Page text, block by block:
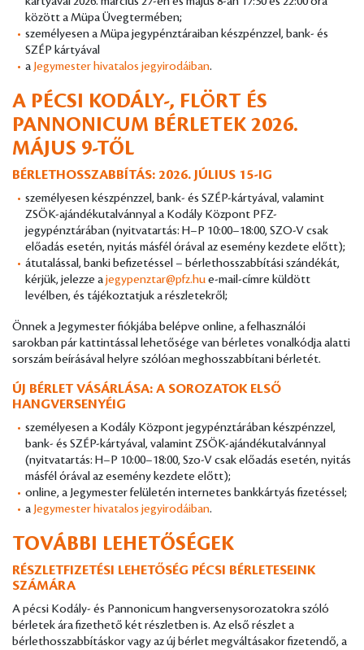
között a Müpa Üvegtermében;
személyesen a Müpa jegypénztáraiban készpénzzel, bank- és
SZÉP kártyával
a Jegymester hivatalos jegyirodáiban.
A PÉCSI KODÁLY-, FLÖRT ÉS
PANNONICUM BÉRLETEK 2026.
MÁJUS 9-TŐL
BÉRLETHOSSZABBÍTÁS: 2026. JÚLIUS 15-IG
személyesen készpénzzel, bank- és SZÉP-kártyával, valamint
ZSÖK-ajándékutalvánnyal a Kodály Központ PFZ-
jegypénztárában (nyitvatartás: H–P 10:00–18:00, SZO-V csak
előadás esetén, nyitás másfél órával az esemény kezdete előtt);
átutalással, banki befizetéssel – bérlethosszabbítási szándékát,
kérjük, jelezze ajegypenztar@pfz.hue-mail-címre küldött
levélben, és tájékoztatjuk a részletekről;
Önnek a Jegymester fiókjába belépve online, a felhasználói
sarokban pár kattintással lehetősége van bérletes vonalkódja alatti
sorszám beírásával helyre szólóan meghosszabbítani bérletét.
ÚJ BÉRLET VÁSÁRLÁSA: A SOROZATOK ELSŐ
HANGVERSENYÉIG
személyesen a Kodály Központ jegypénztárában készpénzzel,
bank- és SZÉP-kártyával, valamint ZSÖK-ajándékutalvánnyal
(nyitvatartás: H–P 10:00–18:00, Szo-V csak előadás esetén, nyitás
másfél órával az esemény kezdete előtt);
online, a Jegymester felületén internetes bankkártyás fizetéssel;
a Jegymester hivatalos jegyirodáiban.
TOVÁBBI LEHETŐSÉGEK
RÉSZLETFIZETÉSI LEHETŐSÉG PÉCSI BÉRLETESEINK
SZÁMÁRA
A pécsi Kodály- és Pannonicum hangversenysorozatokra szóló
bérletek ára fizethető két részletben is. Az első részlet a
bérlethosszabbításkor vagy az új bérlet megváltásakor fizetendő, a